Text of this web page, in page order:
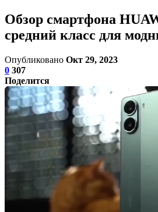
Обзор смартфона
средний класс для
Опубликовано Окт 29, 2023
0 307
Поделится